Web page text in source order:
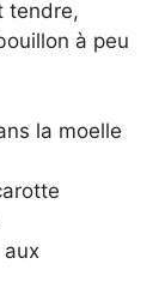
tendre,
à peu
la moelle
aux